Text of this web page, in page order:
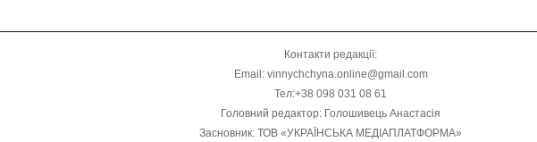
Контакти редакції:
Email: vinnychchyna.online@gmail.com
Тел:+38 098 031 08 61
Головний редактор: Голошивець Анастасія
Засновник: ТОВ «УКРАЇНСЬКА МЕДІАПЛАТФОРМА»